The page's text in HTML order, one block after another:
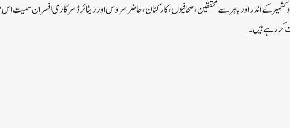
کشمیر کے اندر اور باہر سے محققین، صحافیوں، کارکنان، حاضر سروس اور ریٹائرڈ سرکاری افسران
رہے ہیں۔